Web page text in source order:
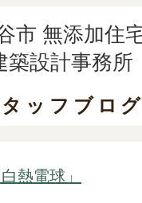
ッフブログ
熱電球」